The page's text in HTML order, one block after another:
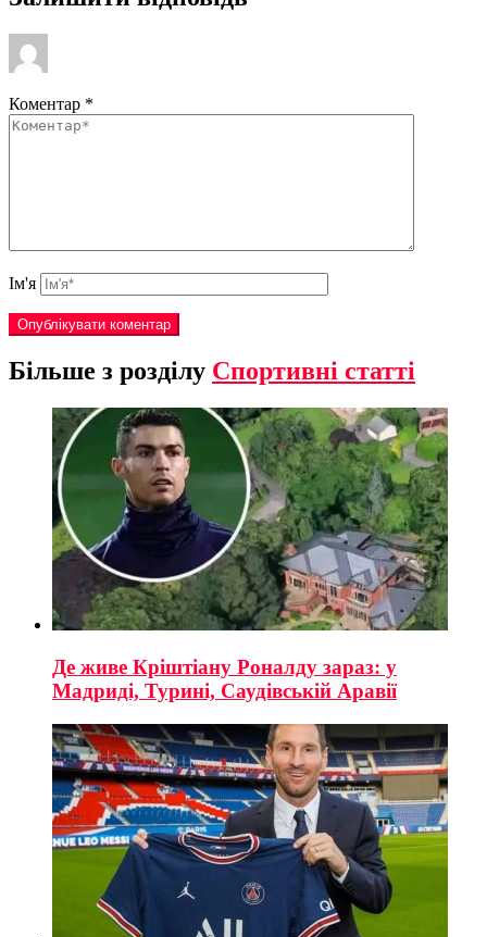
Коментар *
Ім'я
Більше з розділу Спортивні статті
Де живе Кріштіану Роналду зараз: у
Мадриді, Турині, Саудівській Аравії